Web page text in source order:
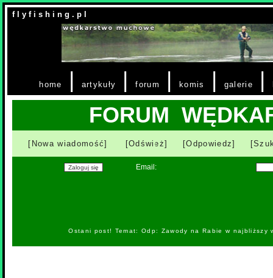
f l y f i s h i n g . p l
home | artykuły |forum | komis | galerie |
FORUM
[Nowa wiadomość] [Odśwież] [Odpowiedz]
Email:
Ostani post! Temat: Odp: Zawody na Rabie w